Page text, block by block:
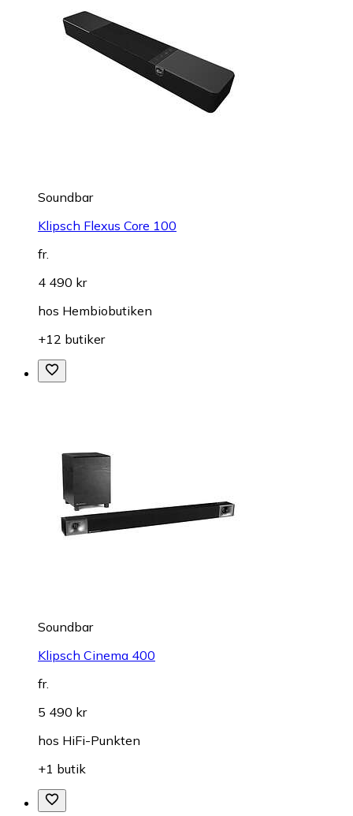
Soundbar
Klipsch Flexus Core 100
fr.
4 490 kr
hos Hembiobutiken
+12 butiker
Soundbar
Klipsch Cinema 400
fr.
5 490 kr
hos HiFi-Punkten
+1 butik